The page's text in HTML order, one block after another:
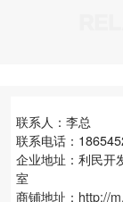
联系人：李总
联系电话：
企业地址：利民开
室
商铺地址： http://